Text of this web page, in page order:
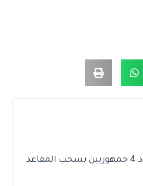
فضائح أخلاقية تهدد 4 جمهوريين بسحب المقاعد